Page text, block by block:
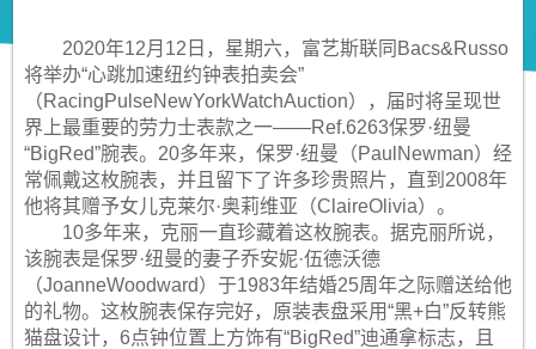
2020年12月12日，星期六，富艺斯联同Bacs&Russo
将举办“心跳加速纽约钟表拍卖会”
（RacingPulseNewYorkWatchAuction），届时将呈现世
界上最重要的劳力士表款之一——Ref.6263保罗·纽曼
“BigRed”腕表。20多年来，保罗·纽曼（PaulNewman）经
常佩戴这枚腕表，并且留下了许多珍贵照片，直到2008年
他将其赠予女儿克莱尔·奥莉维亚（ClaireOlivia）。
10多年来，克丽一直珍藏着这枚腕表。据克丽所说，
该腕表是保罗·纽曼的妻子乔安妮·伍德沃德
（JoanneWoodward）于1983年结婚25周年之际赠送给他
的礼物。这枚腕表保存完好，原装表盘采用“黑+白”反转熊
猫盘设计，6点钟位置上方饰有“BigRed”迪通拿标志，且